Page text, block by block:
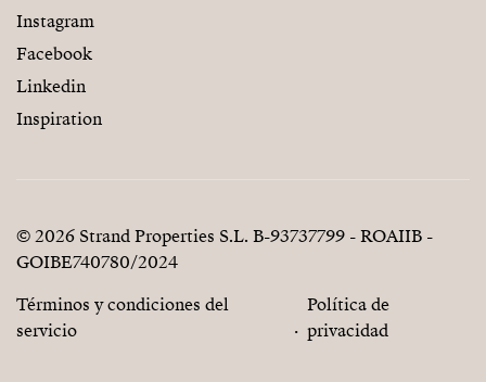
Instagram
Facebook
Linkedin
Inspiration
© 2026 Strand Properties S.L. B-93737799 - ROAIIB -
GOIBE740780/2024
Términos y condiciones del
servicio
Política de
privacidad